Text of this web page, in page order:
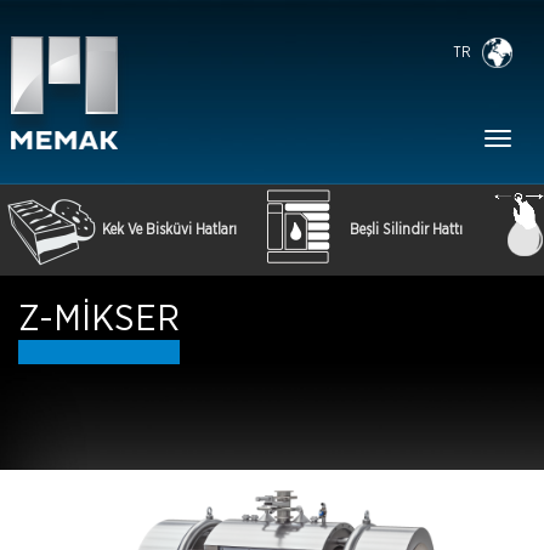
TR
Kek Ve Bisküvi Hatları Beşli Silindir Hattı
Z-MİKSER